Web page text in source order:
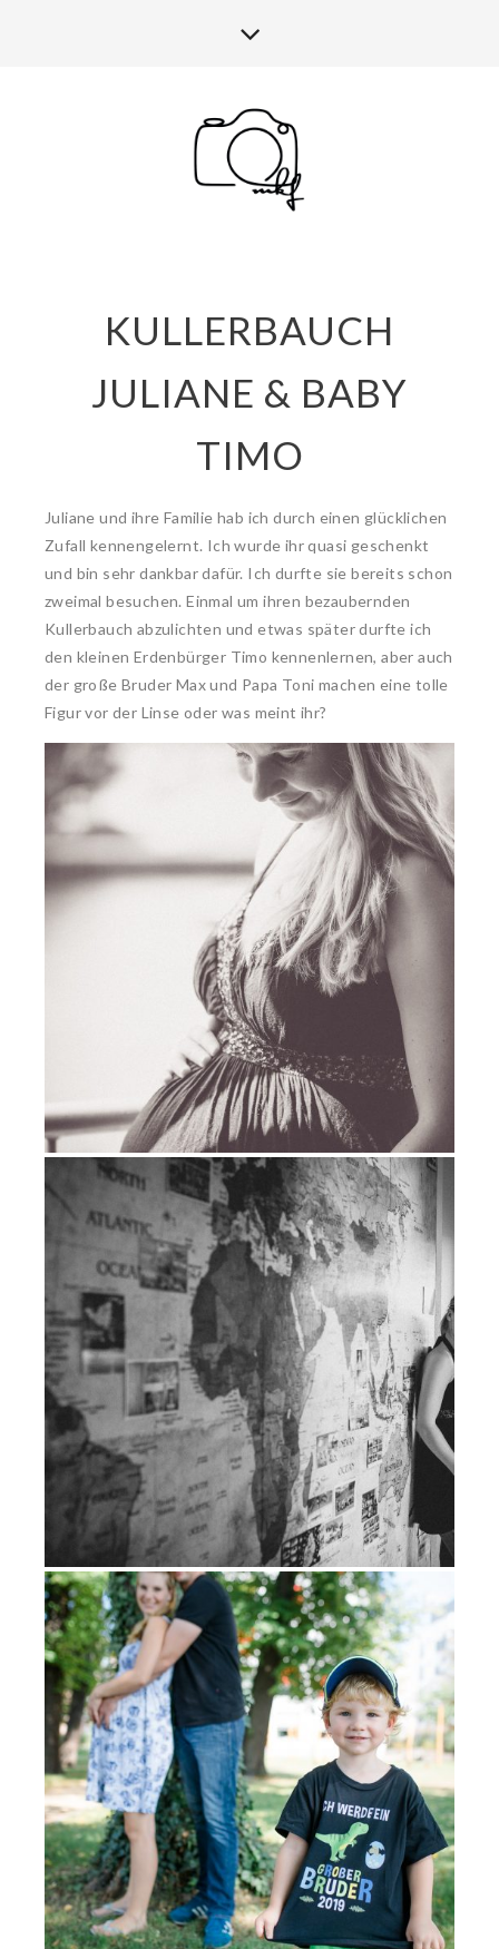
KULLERBAUCH
JULIANE & BABY
TIMO
Juliane und ihre Familie hab ich durch einen glücklichen
Zufall kennengelernt. Ich wurde ihr quasi geschenkt
und bin sehr dankbar dafür. Ich durfte sie bereits schon
zweimal besuchen. Einmal um ihren bezaubernden
Kullerbauch abzulichten und etwas später durfte ich
den kleinen Erdenbürger Timo kennenlernen, aber auch
der große Bruder Max und Papa Toni machen eine tolle
Figur vor der Linse oder was meint ihr?